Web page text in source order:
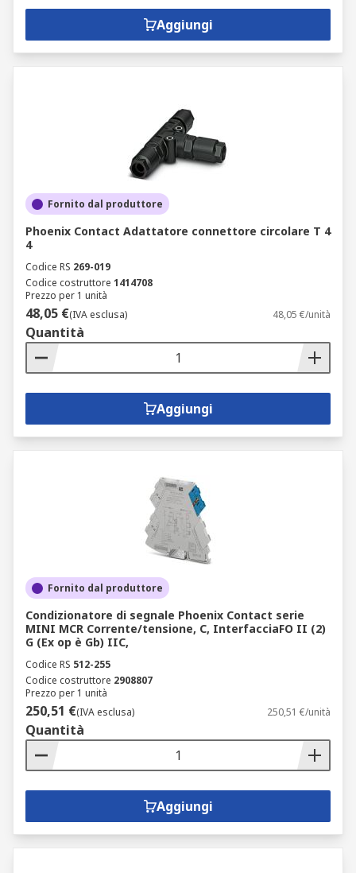
Aggiungi
Fornito dal produttore
Phoenix Contact Adattatore connettore circolare T 4
4
Codice RS 269-019
Codice costruttore 1414708
Prezzo per 1 unità
48,05 €(IVA esclusa) 48,05 €/unità
Quantità
Aggiungi
Fornito dal produttore
Condizionatore di segnale Phoenix Contact serie
MINI MCR Corrente/tensione, C, InterfacciaFO II (2)
G (Ex op è Gb) IIC,
Codice RS 512-255
Codice costruttore 2908807
Prezzo per 1 unità
250,51 €(IVA esclusa) 250,51 €/unità
Quantità
Aggiungi